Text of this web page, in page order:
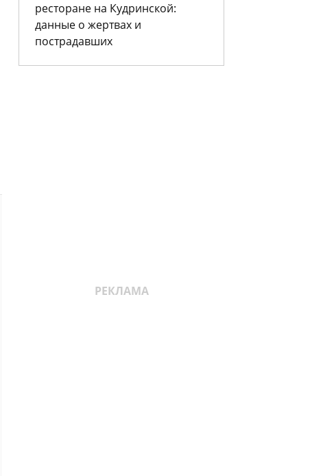
ресторане на Кудринской:
данные о жертвах и
пострадавших